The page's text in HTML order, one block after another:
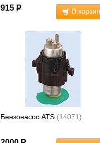
915 Р В
Бензонасос ATS (14071)